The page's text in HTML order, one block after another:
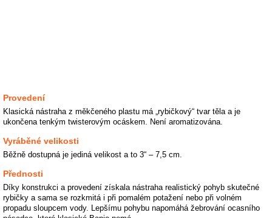
Provedení
Klasická nástraha z měkčeného plastu má „rybičkový“ tvar těla a je
ukončena tenkým twisterovým ocáskem. Není aromatizována.
Vyráběné velikosti
Běžně dostupná je jediná velikost a to 3“ – 7,5 cm.
Přednosti
Díky konstrukci a provedení získala nástraha realistický pohyb skutečné
rybičky a sama se rozkmitá i při pomalém potažení nebo při volném
propadu sloupcem vody. Lepšímu pohybu napomáhá žebrování ocasního